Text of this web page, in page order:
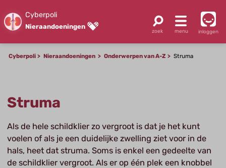
Cyberpoli
Nieraandoeningen
inloggen
Cyberpoli Nieraandoeningen Onderwerpen van A-Z Struma
Struma
Als de hele schildklier zo vergroot is dat je het kunt
voelen of als je een duidelijke zwelling ziet voor in de
hals, heet dat struma. Soms is enkel een gedeelte van
de schildklier vergroot. Als er op één plek een knobbel